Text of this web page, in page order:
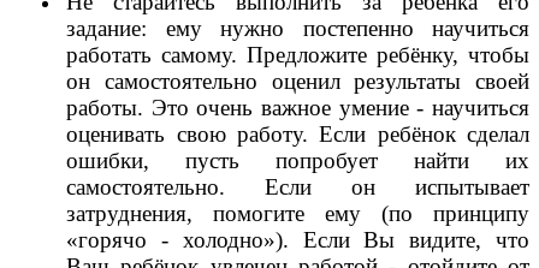
задание: ему нужно постепенно научиться
работать самому. Предложите ребёнку, чтобы
он самостоятельно оценил результаты своей
работы. Это очень важное умение - научиться
оценивать свою работу. Если ребёнок сделал
ошибки, пусть попробует найти их
самостоятельно. Если он испытывает
затруднения, помогите ему (по принципу
«горячо - холодно»). Если Вы видите, что